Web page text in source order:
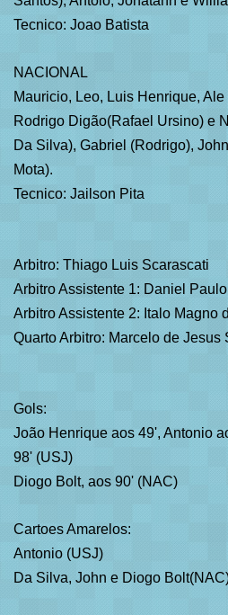
Tecnico: Joao Batista
NACIONAL
Mauricio, Leo, Luis Henrique,
Rodrigo Digão(Rafael Ursino) e
Da Silva), Gabriel (Rodrigo),
Mota).
Tecnico: Jailson Pita
Arbitro: Thiago Luis Scarascati
Arbitro Assistente 1: Daniel
Arbitro Assistente 2: Italo Magno
Quarto Arbitro: Marcelo de Jesus
Gols:
João Henrique aos 49', Antonio
98' (USJ)
Diogo Bolt, aos 90' (NAC)
Cartoes Amarelos:
Antonio (USJ)
Da Silva, John e Diogo